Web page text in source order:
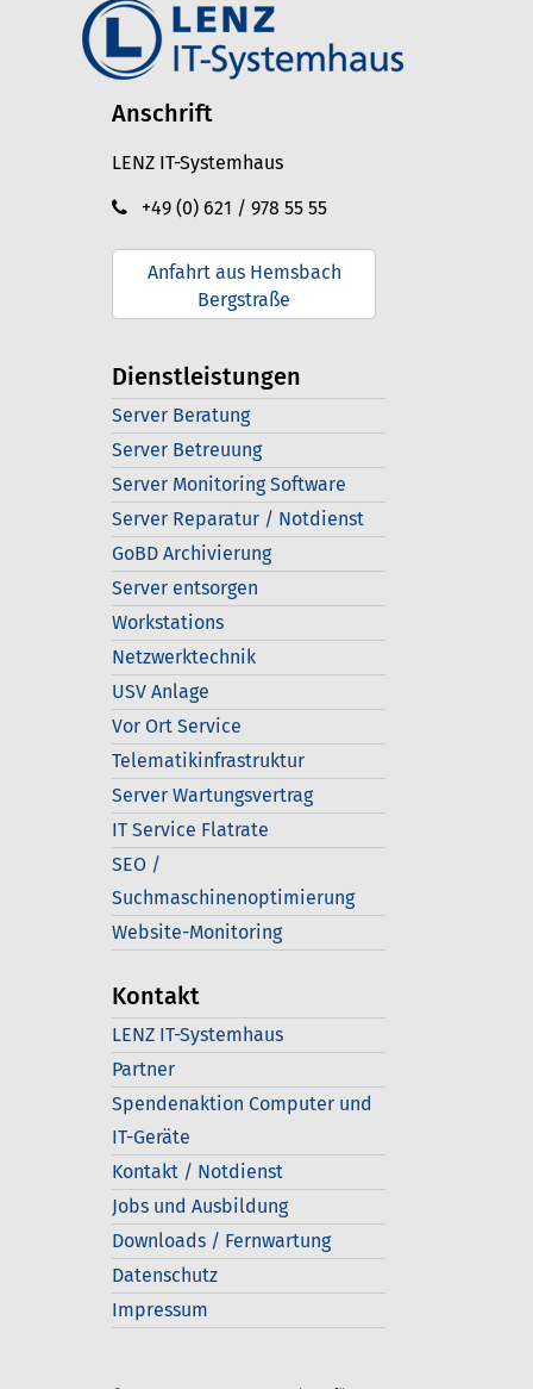
Anschrift
LENZ IT-Systemhaus
+49 (0) 621 / 978 55 55
Anfahrt aus Hemsbach
Bergstraße
Dienstleistungen
Server Beratung
Server Betreuung
Server Monitoring Software
Server Reparatur / Notdienst
GoBD Archivierung
Server entsorgen
Workstations
Netzwerktechnik
USV Anlage
Vor Ort Service
Telematikinfrastruktur
Server Wartungsvertrag
IT Service Flatrate
SEO /
Suchmaschinenoptimierung
Website-Monitoring
Kontakt
LENZ IT-Systemhaus
Partner
Spendenaktion Computer und
IT-Geräte
Kontakt / Notdienst
Jobs und Ausbildung
Downloads / Fernwartung
Datenschutz
Impressum